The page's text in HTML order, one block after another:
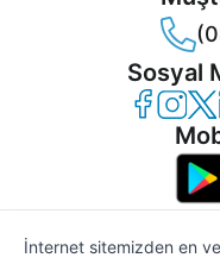
Sosyal
Casper
İnternet sitemizden en